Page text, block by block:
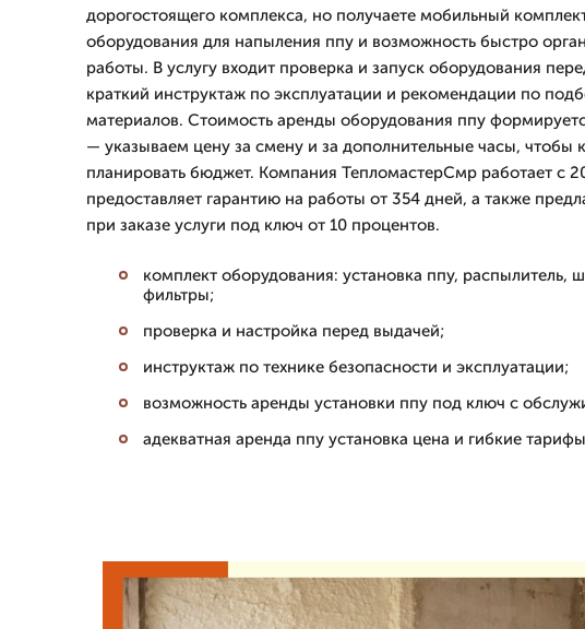
дорогостоящего комплекса, но получаете мобильный
оборудования для напыления ппу и возможность быстро
работы. В услугу входит проверка и запуск оборудования
краткий инструктаж по эксплуатации и рекомендации по
материалов. Стоимость аренды оборудования ппу
— указываем цену за смену и за дополнительные часы, чтобы
планировать бюджет. Компания ТепломастерСмр работает с
предоставляет гарантию на работы от 354 дней, а также
при заказе услуги под ключ от 10 процентов.
комплект оборудования: установка ппу, распылитель,
фильтры;
проверка и настройка перед выдачей;
инструктаж по технике безопасности и эксплуатации;
возможность аренды установки ппу под ключ с
адекватная аренда ппу установка цена и гибкие